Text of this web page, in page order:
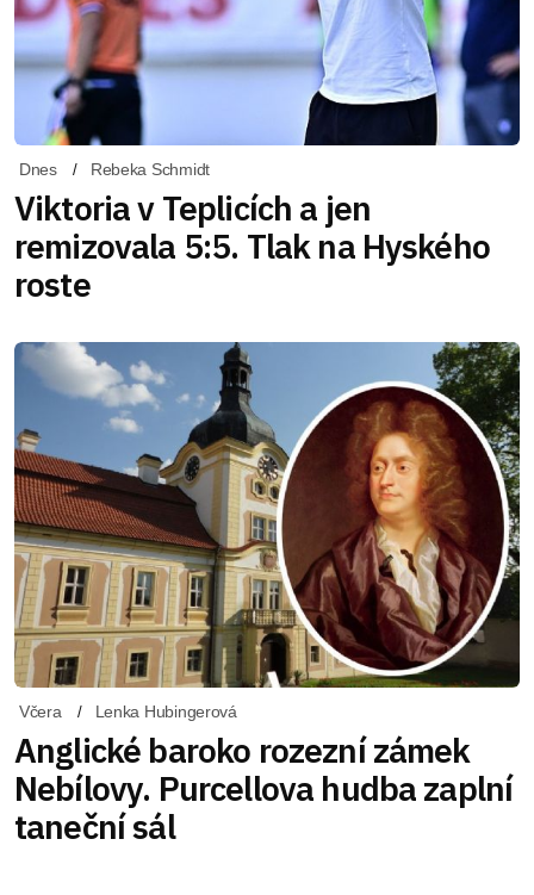
Dnes Rebeka Schmidt
Viktoria v Teplicích a jen
remizovala 5:5. Tlak na Hyského
roste
Včera Lenka Hubingerová
Anglické baroko rozezní zámek
Nebílovy. Purcellova hudba zaplní
taneční sál